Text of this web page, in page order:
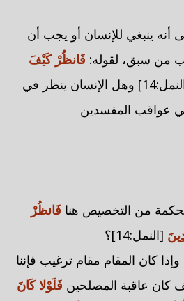
أنه ينبغي للإنسان أو يجب أن
من سبق، لقوله: فَانظُرْ كَيْفَ
[النمل:14] وهل الإنسان ينظر في
عواقب المفسدين
من التخصيص هنا فَانظُرْ
[النمل:14]؟
كان المقام مقام ترغيب فإننا
كان عاقبة المصلحين فَلَوْلا كَانَ